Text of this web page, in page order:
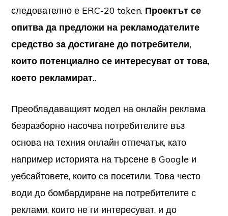
следователно е ERC-20 token. Проектът се
опитва да предложи на рекламодателите
средство за достигане до потребители,
които потенциално се интересуват от това,
което рекламират..
Преобладаващият модел на онлайн реклама
безразборно насочва потребителите въз
основа на техния онлайн отпечатък, като
например историята на търсене в Google и
уебсайтовете, които са посетили. Това често
води до бомбардиране на потребителите с
реклами, които не ги интересуват, и до